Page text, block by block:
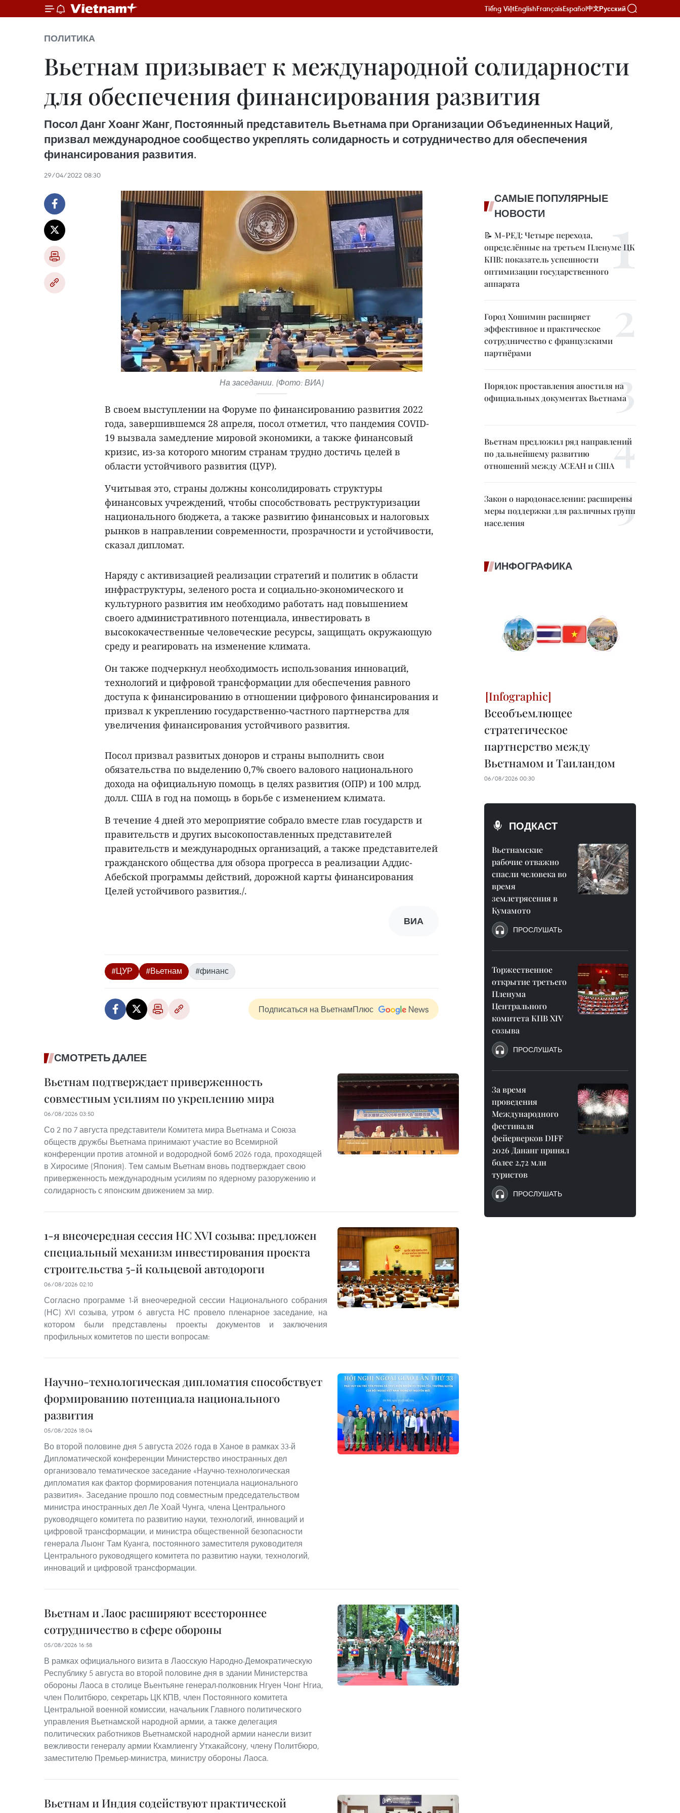
Tiếng ViệtEnglishFrançaisEspañol中文Русский
ПОЛИТИКА
Вьетнам призывает к международной солидарности
для обеспечения финансирования развития
Посол Данг Хоанг Жанг, Постоянный представитель Вьетнама при Организации Объединенных Наций,
призвал международное сообщество укреплять солидарность и сотрудничество для обеспечения
финансирования развития.
29/04/2022 08:30
На заседании. (Фото: ВИА)
В своем выступлении на Форуме по финансированию развития 2022
года, завершившемся 28 апреля, посол отметил, что пандемия COVID-
19 вызвала замедление мировой экономики, а также финансовый
кризис, из-за которого многим странам трудно достичь целей в
области устойчивого развития (ЦУР).
Учитывая это, страны должны консолидировать структуры
финансовых учреждений, чтобы способствовать реструктуризации
национального бюджета, а также развитию финансовых и налоговых
рынков в направлении современности, прозрачности и устойчивости,
сказал дипломат.
Наряду с активизацией реализации стратегий и политик в области
инфраструктуры, зеленого роста и социально-экономического и
культурного развития им необходимо работать над повышением
своего административного потенциала, инвестировать в
высококачественные человеческие ресурсы, защищать окружающую
среду и реагировать на изменение климата.
Он также подчеркнул необходимость использования инноваций,
технологий и цифровой трансформации для обеспечения равного
доступа к финансированию в отношении цифрового финансирования и
призвал к укреплению государственно-частного партнерства для
увеличения финансирования устойчивого развития.
Посол призвал развитых доноров и страны выполнить свои
обязательства по выделению 0,7% своего валового национального
дохода на официальную помощь в целях развития (ОПР) и 100 млрд.
долл. США в год на помощь в борьбе с изменением климата.
В течение 4 дней это мероприятие собрало вместе глав государств и
правительств и других высокопоставленных представителей
правительств и международных организаций, а также представителей
гражданского общества для обзора прогресса в реализации Аддис-
Абебской программы действий, дорожной карты финансирования
Целей устойчивого развития./.
ВИА
#ЦУР #Вьетнам #финанс
Подписаться на ВьетнамПлюс
СМОТРЕТЬ ДАЛЕЕ
Вьетнам подтверждает приверженность
совместным усилиям по укреплению мира
06/08/2026 03:50
Со 2 по 7 августа представители Комитета мира Вьетнама и Союза
обществ дружбы Вьетнама принимают участие во Всемирной
конференции против атомной и водородной бомб 2026 года, проходящей
в Хиросиме (Япония). Тем самым Вьетнам вновь подтверждает свою
приверженность международным усилиям по ядерному разоружению и
солидарность с японским движением за мир.
1-я внеочередная сессия НС XVI созыва: предложен
специальный механизм инвестирования проекта
строительства 5-й кольцевой автодороги
06/08/2026 02:10
Согласно программе 1-й внеочередной сессии Национального собрания
(НС) XVI созыва, утром 6 августа НС провело пленарное заседание, на
котором были представлены проекты документов и заключения
профильных комитетов по шести вопросам:
Научно-технологическая дипломатия способствует
формированию потенциала национального
развития
05/08/2026 18:04
Во второй половине дня 5 августа 2026 года в Ханое в рамках 33-й
Дипломатической конференции Министерство иностранных дел
организовало тематическое заседание «Научно-технологическая
дипломатия как фактор формирования потенциала национального
развития». Заседание прошло под совместным председательством
министра иностранных дел Ле Хоай Чунга, члена Центрального
руководящего комитета по развитию науки, технологий, инноваций и
цифровой трансформации, и министра общественной безопасности
генерала Лыонг Там Куанга, постоянного заместителя руководителя
Центрального руководящего комитета по развитию науки, технологий,
инноваций и цифровой трансформации.
Вьетнам и Лаос расширяют всестороннее
сотрудничество в сфере обороны
05/08/2026 16:58
В рамках официального визита в Лаосскую Народно-Демократическую
Республику 5 августа во второй половине дня в здании Министерства
обороны Лаоса в столице Вьентьяне генерал-полковник Нгуен Чонг Нгиа,
член Политбюро, секретарь ЦК КПВ, член Постоянного комитета
Центральной военной комиссии, начальник Главного политического
управления Вьетнамской народной армии, а также делегация
политических работников Вьетнамской народной армии нанесли визит
вежливости генералу армии Кхамлиенгу Утхакайсону, члену Политбюро,
заместителю Премьер-министра, министру обороны Лаоса.
Вьетнам и Индия содействуют практической
САМЫЕ ПОПУЛЯРНЫЕ
НОВОСТИ
📝 М-РЕД: Четыре перехода,
определённые на третьем Пленуме ЦК
КПВ: показатель успешности
оптимизации государственного
аппарата
Город Хошимин расширяет
эффективное и практическое
сотрудничество с французскими
партнёрами
Порядок проставления апостиля на
официальных документах Вьетнама
Вьетнам предложил ряд направлений
по дальнейшему развитию
отношений между АСЕАН и США
Закон о народонаселении: расширены
меры поддержки для различных групп
населения
ИНФОГРАФИКА
Всеобъемлющее
стратегическое
партнерство между
Вьетнамом и Таиландом
06/08/2026 00:30
ПОДКАСТ
Вьетнамские
рабочие отважно
спасли человека во
время
землетрясения в
Кумамото
ПРОСЛУШАТЬ
Торжественное
открытие третьего
Пленума
Центрального
комитета КПВ XIV
созыва
ПРОСЛУШАТЬ
За время
проведения
Международного
фестиваля
фейерверков DIFF
2026 Дананг принял
более 2,72 млн
туристов
ПРОСЛУШАТЬ